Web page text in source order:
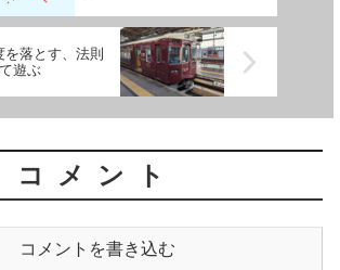
を落とす、法則
遊ぶ
コメント
コメントを書き込む